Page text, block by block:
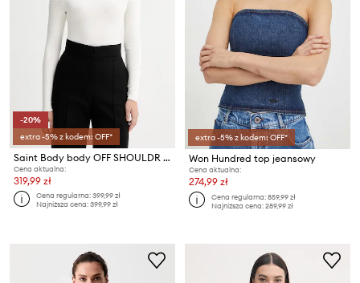
-20%
extra -5% z kodem: OFF*
Saint Body body OFF SHOULDR BODYSUIT
Cena aktualna:
319,99 zł
Cena regularna:399,99 zł
Najniższa cena:399,99 zł
extra -5% z kodem: OFF*
Won Hundred top jeansowy
Cena aktualna:
274,99 zł
Cena regularna:859,99 zł
Najniższa cena:289,99 zł